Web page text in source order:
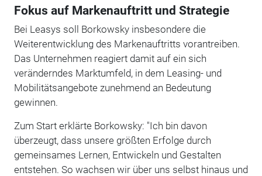
Fokus auf Markenauftritt und Strategie
Bei Leasys soll Borkowsky insbesondere die
Weiterentwicklung des Markenauftritts vorantreiben.
Das Unternehmen reagiert damit auf ein sich
veränderndes Marktumfeld, in dem Leasing- und
Mobilitätsangebote zunehmend an Bedeutung
gewinnen.
Zum Start erklärte Borkowsky: "Ich bin davon
überzeugt, dass unsere größten Erfolge durch
gemeinsames Lernen, Entwickeln und Gestalten
entstehen. So wachsen wir über uns selbst hinaus und